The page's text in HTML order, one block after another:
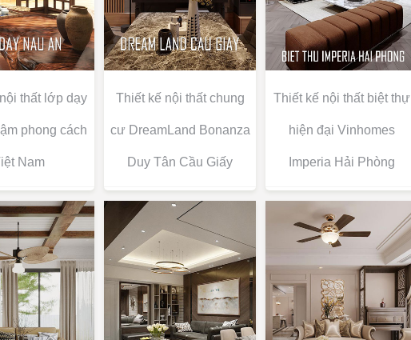
thất lớp dạy
phong cách
Nam
Thiết kế nội thất chung
cư DreamLand Bonanza
Duy Tân Cầu Giấy
Thiết kế nội thất biệt thự
hiện đại Vinhomes
Imperia Hải Phòng